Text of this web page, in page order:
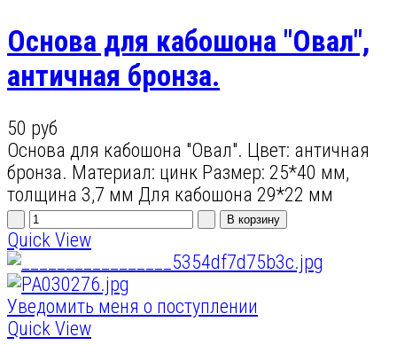
Основа для кабошона "Овал",
античная бронза.
50 руб
Основа для кабошона "Овал". Цвет: античная
бронза. Материал: цинк Размер: 25*40 мм,
толщина 3,7 мм Для кабошона 29*22 мм
Quick View
Уведомить меня о поступлении
Quick View